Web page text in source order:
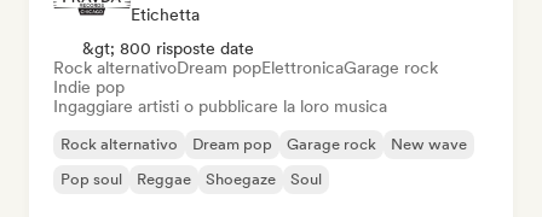
Etichetta
&gt; 800 risposte date
Rock alternativoDream popElettronicaGarage rock
Indie pop
Ingaggiare artisti o pubblicare la loro musica
Rock alternativo Dream pop Garage rock
New wave
Pop soul
Reggae Shoegaze Soul